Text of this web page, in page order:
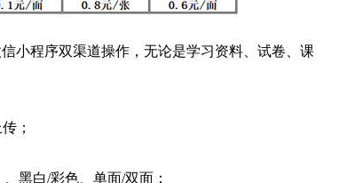
小程序双渠道操作，无论是学习资料、试卷、课
；
黑白/彩色、单面/双面；